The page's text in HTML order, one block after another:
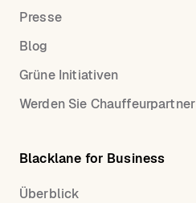
Presse
Blog
Grüne Initiativen
Werden Sie Chauffeurpartner
Blacklane for Business
Überblick